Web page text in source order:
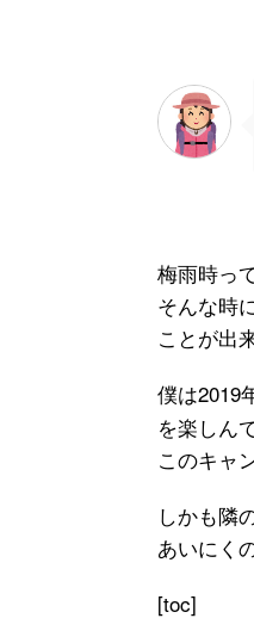
梅雨時っ
そんな時
ことが出
僕は2019
を楽しん
このキャ
しかも隣
あいにく
[toc]